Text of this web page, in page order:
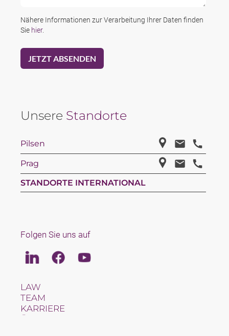
Nähere Informationen zur Verarbeitung Ihrer Daten finden
Sie hier.
Unsere Standorte
Pilsen
Prag
STANDORTE INTERNATIONAL
Folgen Sie uns auf
LinkedinFacebookYoutube
LAW
TEAM
KARRIERE